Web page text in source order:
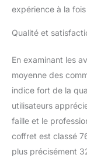
expérience à la
Qualité et
En examinant les
moyenne des
indice fort de la
utilisateurs
faille et le
coffret est classé
plus précisément